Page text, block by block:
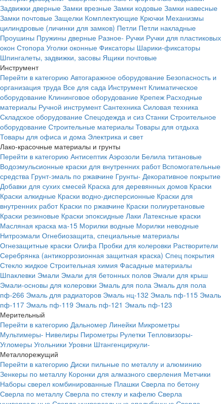
Задвижки дверные Замки врезные Замки кодовые Замки навесные
Замки почтовые Защелки Комплектующие Крючки Механизмы
цилиндровые (личинки для замков) Петли Петли накладные
Проушины Пружины дверные Разное- Ручки Ручки для пластиковых
окон Стопора Уголки оконные Фиксаторы Шарики-фиксаторы
Шпингалеты, задвижки, засовы Ящики почтовые
Инструмент
Перейти в категорию Автогаражное оборудование Безопасность и
организация труда Все для сада Инструмент Климатическое
оборудование Клининговое оборудование Крепеж Расходные
материалы Ручной инструмент Сантехника Силовая техника
Складское оборудование Спецодежда и сиз Станки Строительное
оборудование Строительные материалы Товары для отдыха
Товары для офиса и дома Электрика и свет
Лако-красочные материалы и грунты
Перейти в категорию Антисептик Аэрозоли Белила титановые
Водоэмульсионные краски для внутренних работ Вспомогательные
средства Грунт-эмаль по ржавчине Грунты- Декоративное покрытие
Добавки для сухих смесей Краска для деревянных домов Краски
Краски алкидные Краски водно-дисперсионные Краски для
внутренних работ Краски по ржавчине Краски полиуретановые
Краски резиновые Краски эпоксидные Лаки Латексные краски
Масляная краска ма-15 Морилки водные Морилки неводные
Нитроэмали Огнебиозащита, специальные материалы
Огнезащитные краски Олифа Пробки для колеровки Растворители
Серебрянка (антикоррозионная защитная краска) Спец покрытия
Стекло жидкое Строительная химия Фасадные материалы
Шпаклевки Эмали Эмали для бетонных полов Эмали для крыш
Эмали-основы для колеровки Эмаль для пола Эмаль для пола
пф-266 Эмаль для радиаторов Эмаль нц-132 Эмаль пф-115 Эмаль
пф-117 Эмаль пф-119 Эмаль пф-121 Эмаль пф-123
Мерительный
Перейти в категорию Дальномер Линейки Микрометры
Мультимеры- Нивелиры Пирометры Рулетки Тепловизоры-
Угломеры Угольники Уровни Штангенциркули-
Металлорежущий
Перейти в категорию Диски пильные по металлу и алюминию
Зенкеры по металлу Коронки для алмазного сверления Метчики
Наборы сверел комбинированные Плашки Сверла по бетону
Сверла по металлу Сверла по стеклу и кафелю Сверла